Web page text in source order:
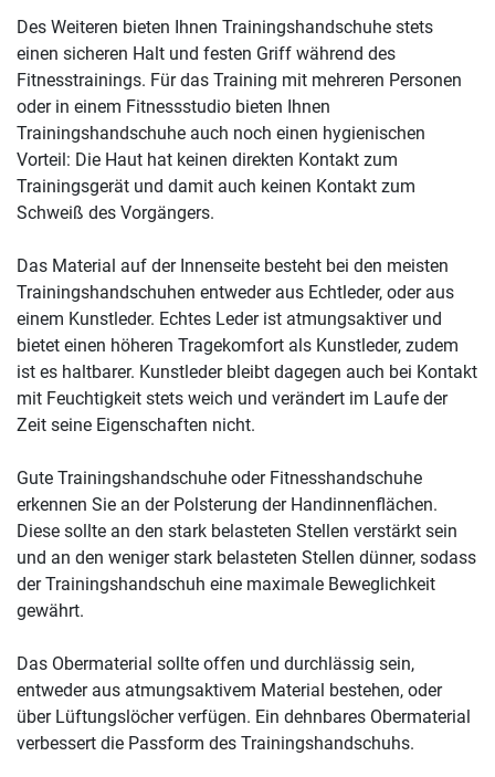
Des Weiteren bieten Ihnen Trainingshandschuhe stets
einen sicheren Halt und festen Griff während des
Fitnesstrainings. Für das Training mit mehreren Personen
oder in einem Fitnessstudio bieten Ihnen
Trainingshandschuhe auch noch einen hygienischen
Vorteil: Die Haut hat keinen direkten Kontakt zum
Trainingsgerät und damit auch keinen Kontakt zum
Schweiß des Vorgängers.
Das Material auf der Innenseite besteht bei den meisten
Trainingshandschuhen entweder aus Echtleder, oder aus
einem Kunstleder. Echtes Leder ist atmungsaktiver und
bietet einen höheren Tragekomfort als Kunstleder, zudem
ist es haltbarer. Kunstleder bleibt dagegen auch bei Kontakt
mit Feuchtigkeit stets weich und verändert im Laufe der
Zeit seine Eigenschaften nicht.
Gute Trainingshandschuhe oder Fitnesshandschuhe
erkennen Sie an der Polsterung der Handinnenflächen.
Diese sollte an den stark belasteten Stellen verstärkt sein
und an den weniger stark belasteten Stellen dünner, sodass
der Trainingshandschuh eine maximale Beweglichkeit
gewährt.
Das Obermaterial sollte offen und durchlässig sein,
entweder aus atmungsaktivem Material bestehen, oder
über Lüftungslöcher verfügen. Ein dehnbares Obermaterial
verbessert die Passform des Trainingshandschuhs.